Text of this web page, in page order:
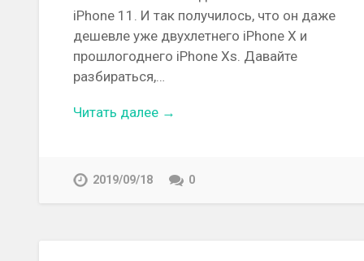
iPhone 11. И так получилось, что он даже
дешевле уже двухлетнего iPhone X и
прошлогоднего iPhone Xs. Давайте
разбираться,…
Читать далее →
2019/09/18 0